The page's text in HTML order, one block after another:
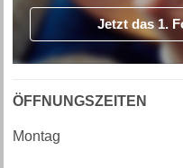
Jetzt das 1.
ÖFFNUNGSZEITEN
Montag